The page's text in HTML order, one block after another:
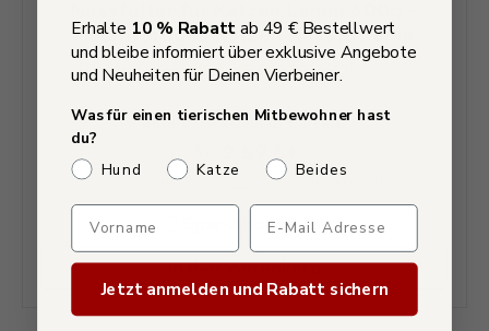
Hochwertiges Katzen Nassfutter in
Spitzenqualität
(2)
Inhalt:0.4 kg(6,48 € / 1 kg)
Preise inkl. MwSt. zzgl. Versandkosten
Spar-Abo 10%
In den Warenkorb
Erhalte 10 % Rabattab 49 € Bestellwert
und bleibe informiert über exklusive Angebote
und Neuheiten für Deinen Vierbeiner.
Was für einen tierischen Mitbewohner hast
du?
Welches Haustier hast du?
Hund Katze Beides
Verpasse keine
Jetzt anmelden und Rabatt sichern